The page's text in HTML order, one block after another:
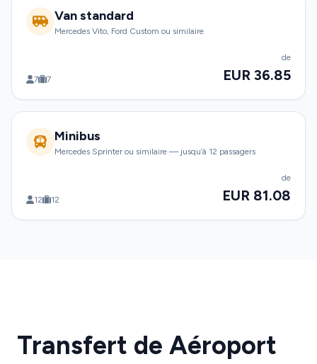
Van standard
Mercedes Vito, Ford Custom ou similaire
7 7
de
EUR 36.85
Minibus
Mercedes Sprinter ou similaire — jusqu’à 12 passagers
12 12
de
EUR 81.08
Transfert de Aéroport